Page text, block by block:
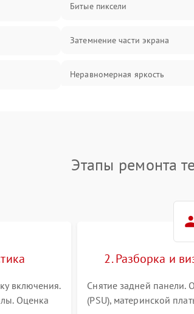
Битые пиксели
Затемнение части экрана
Неравномерная яркость
Этапы ремонта
включения.
Оценка
2. Разборка и
Снятие задней панели.
(PSU), материнской